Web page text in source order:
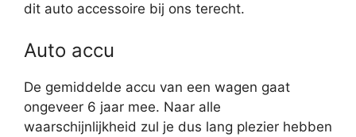
dit auto accessoire bij ons terecht.
Auto accu
De gemiddelde accu van een wagen gaat
ongeveer 6 jaar mee. Naar alle
waarschijnlijkheid zul je dus lang plezier hebben